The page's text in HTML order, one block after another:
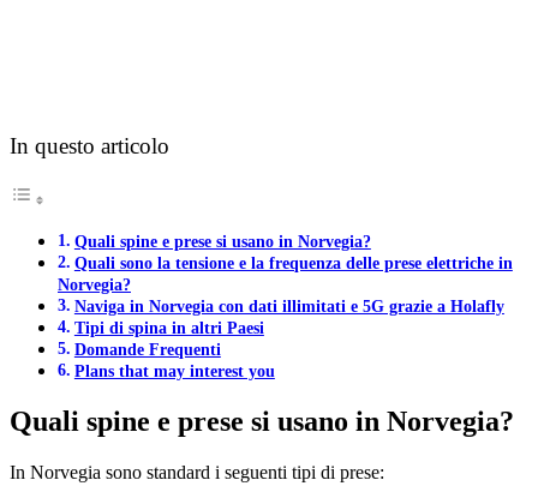
In questo articolo
Quali spine e prese si usano in Norvegia?
Quali sono la tensione e la frequenza delle prese elettriche in
Norvegia?
Naviga in Norvegia con dati illimitati e 5G grazie a Holafly
Tipi di spina in altri Paesi
Domande Frequenti
Plans that may interest you
Quali spine e prese si usano in Norvegia?
In Norvegia sono standard i seguenti tipi di prese: